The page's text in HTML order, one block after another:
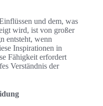
und dem, was
wird, ist von großer
entsteht, wenn
Inspirationen in
Fähigkeit erfordert
Verständnis der